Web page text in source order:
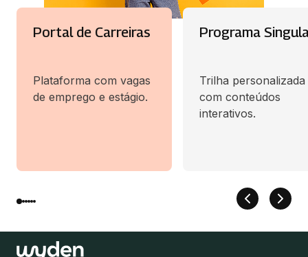
Portal de Carreiras
Plataforma com vagas
de emprego e estágio.
Programa
Trilha personalizada
com conteúdos
interativos.